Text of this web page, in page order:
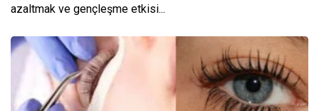
azaltmak ve gençleşme etkisi...